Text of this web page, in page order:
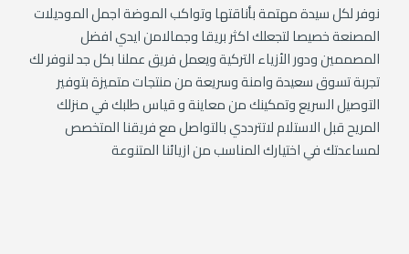
نوفر لكل سيدة مهتمة بأناقتها وتواكب الموضة اجمل الموديلات
المصنعة خصيصا لتجعلك اكثر بريقا وجمالامن ايدي افضل
المصممين ودور الأزياء التركية ويعمل فريق عملنا بكل جد لنوفر لك
تجربة تسوق سعيدة وامنة وسريعة من منتجات متميزة بتوفير
التوصيل السريع وتمكينك من معاينة و قياس طلبك في منزلك
المريح قبل الاستلام لاتترددي بالتواصل مع فريقنا المتخصص
لمساعدتك في اختيارك المناسب من ازيائنا المتنوعة